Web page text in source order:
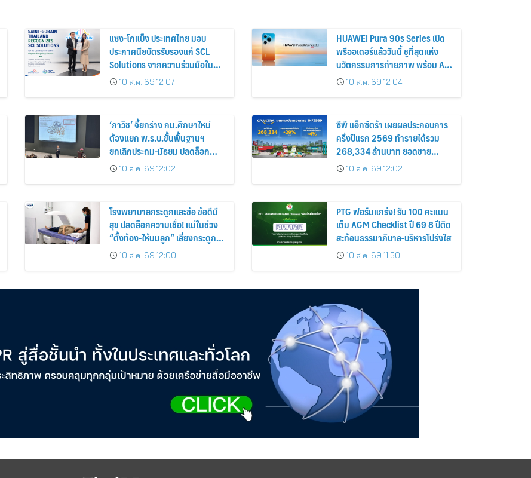
แซง-โกแบ็ง ประเทศไทย มอบ
ประกาศนียบัตรรับรองแก่ SCL
Solutions จากความร่วมมือใน
โครงการ Gyproc Recycling
10 ส.ค. 69 12:07
HUAWEI Pura 90s Series เปิด
พรีออเดอร์แล้ววันนี้ ชูที่สุดแห่ง
นวัตกรรมการถ่ายภาพ พร้อม AI
อัจฉริยะและความแรงระดับ 5G
Advanced
10 ส.ค. 69 12:04
‘ภาวิช’ จี้ยกร่าง กม.ศึกษาใหม่
ต้องแยก พ.ร.บ.ขั้นพื้นฐานฯ
ยกเลิกประถม-มัธยม ปลดล็อก
ร.ร.มีอิสระ เตือน AI ดิสรัปฯ
10 ส.ค. 69 12:02
ซีพี แอ็กซ์ตร้า เผยผลประกอบการ
ครึ่งปีแรก 2569 ทำรายได้รวม
268,334 ล้านบาท ยอดขาย
ออนไลน์โต 29% ปรับโฉมสาขา
ใหม่ดันอัตราเช่าพื้นที่โต 4%
10 ส.ค. 69 12:02
โรงพยาบาลกระดูกและข้อ ข้อดีมี
สุข ปลดล็อกความเชื่อ! แม่ในช่วง
“ตั้งท้อง-ให้นมลูก” เสี่ยงกระดูก
พรุนจริงหรือไม่ พร้อมชวนคุณแม่
วัยเก๋าตรวจมวลกระดูกเชิงป้องกัน
10 ส.ค. 69 12:00
PTG ฟอร์มแกร่ง! รับ 100 คะแนน
เต็ม AGM Checklist ปี 69 8 ปีติด
สะท้อนธรรมาภิบาล-บริหารโปร่งใส
10 ส.ค. 69 11:50